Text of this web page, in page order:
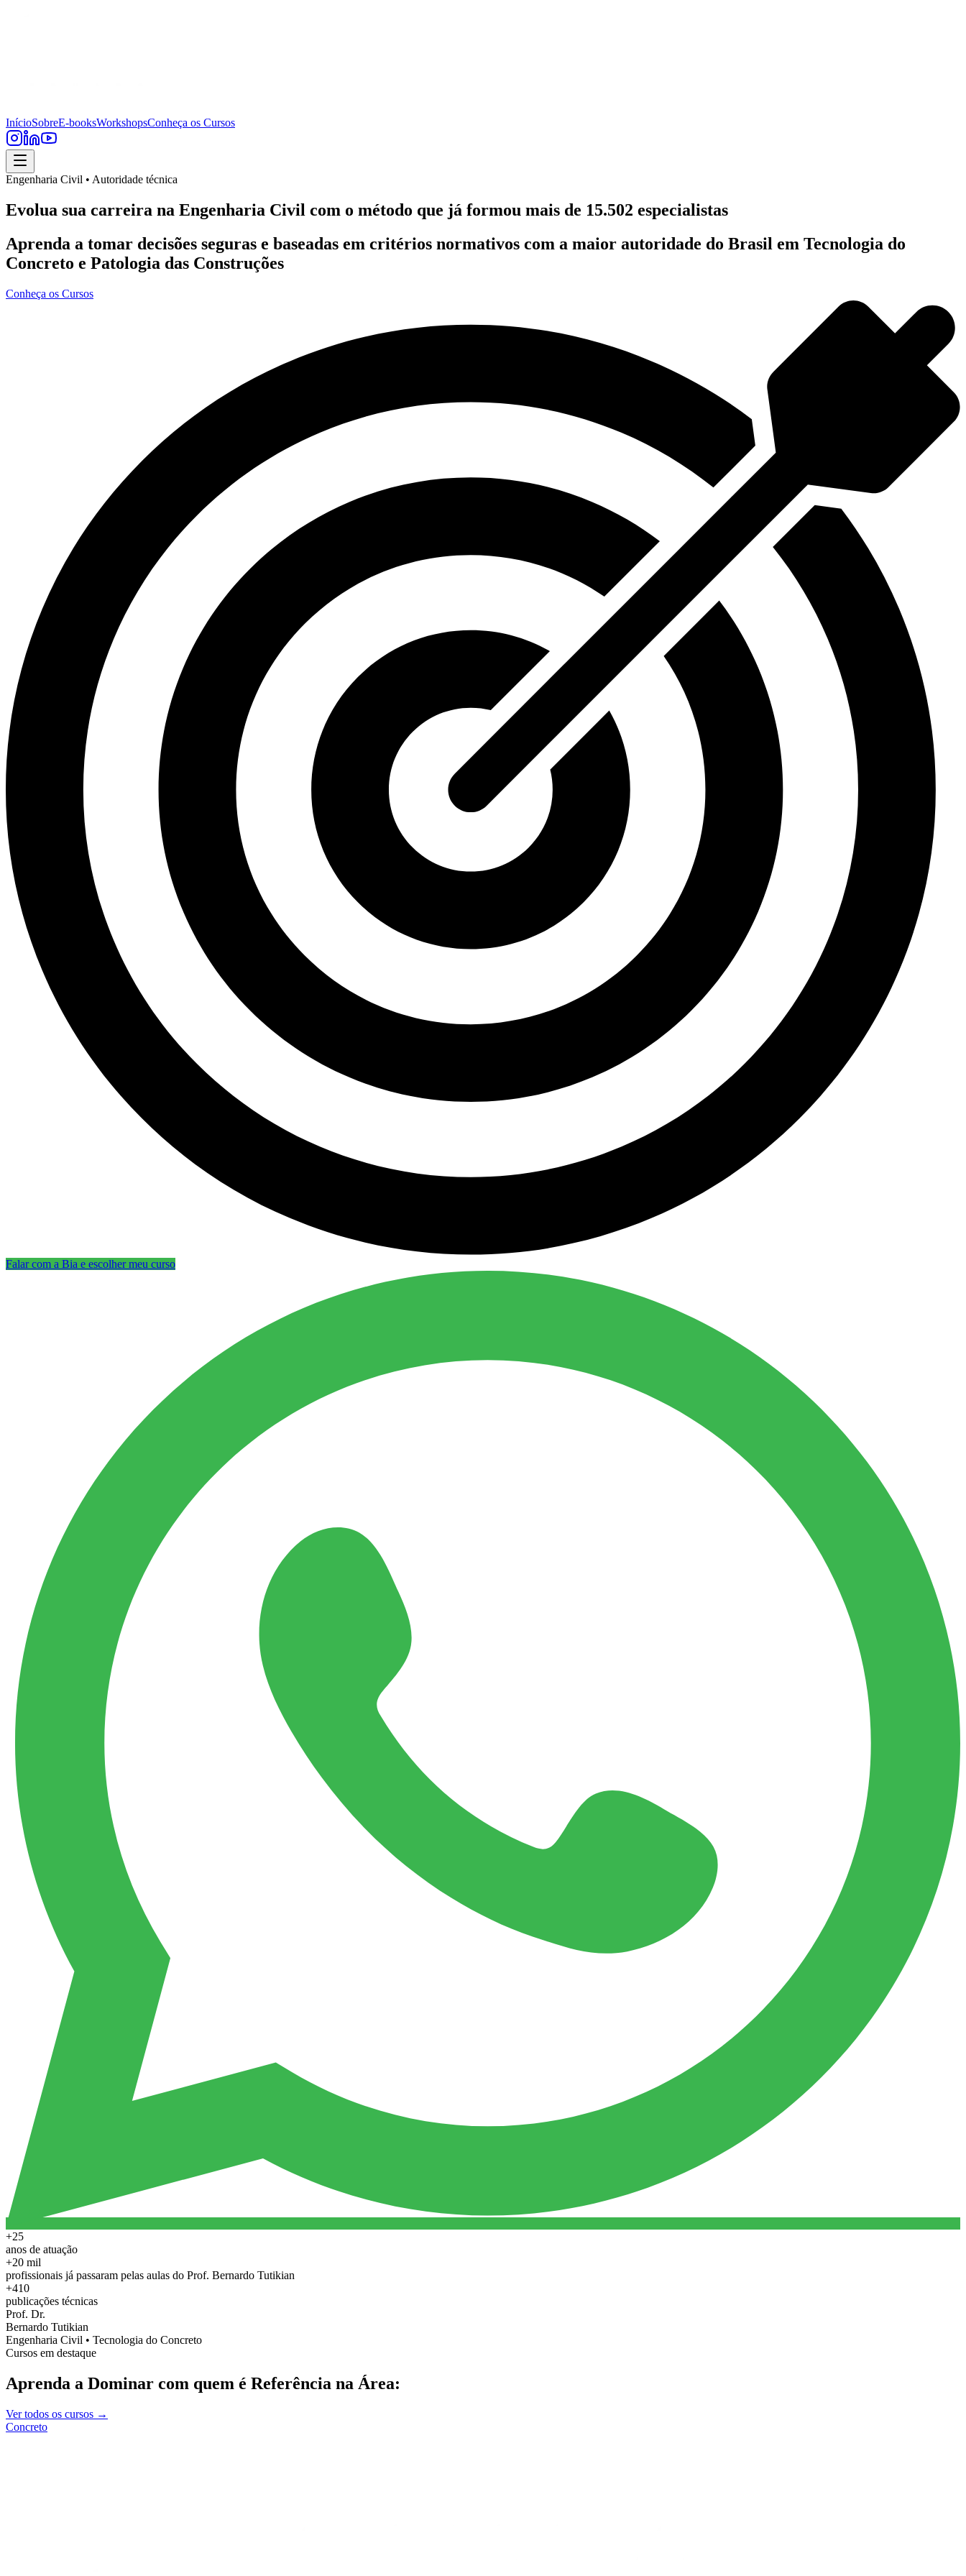
InícioSobreE-booksWorkshopsConheça os Cursos
Engenharia Civil • Autoridade técnica
Evolua sua carreira na Engenharia Civil com o método que já formou mais de 15.502 especialistas
Aprenda a tomar decisões seguras e baseadas em critérios normativos com a maior autoridade do Brasil em Tecnologia do
Concreto e Patologia das Construções
Conheça os Cursos
Falar com a Bia e escolher meu curso
+25
anos de atuação
+20 mil
profissionais já passaram pelas aulas do Prof. Bernardo Tutikian
+410
publicações técnicas
Prof. Dr.
Bernardo Tutikian
Engenharia Civil • Tecnologia do Concreto
Cursos em destaque
Aprenda a Dominar com quem é Referência na Área:
Ver todos os cursos →
Concreto